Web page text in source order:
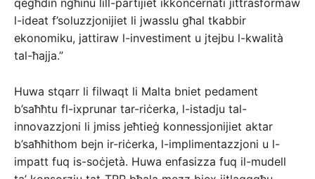
l-ideat f’soluzzjonijiet li jwasslu għal tkabbir
ekonomiku, jattiraw l-investiment u jtejbu l-kwalità
tal-ħajja.”
Huwa stqarr li filwaqt li Malta bniet pedament
b’saħħtu fl-ixprunar tar-riċerka, l-istadju tal-
innovazzjoni li jmiss jeħtieġ konnessjonijiet aktar
b’saħħithom bejn ir-riċerka, l-implimentazzjoni u l-
impatt fuq is-soċjetà. Huwa enfasizza fuq il-mudell